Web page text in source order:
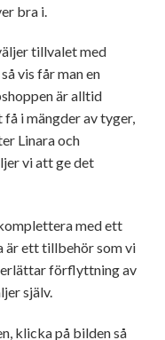
bra i.
tillvalet med
vis får man en
är alltid
i mängder av tyger,
Linara och
vi att ge det
med ett
är ett tillbehör som vi
förflyttning av
själv.
klicka på bilden så